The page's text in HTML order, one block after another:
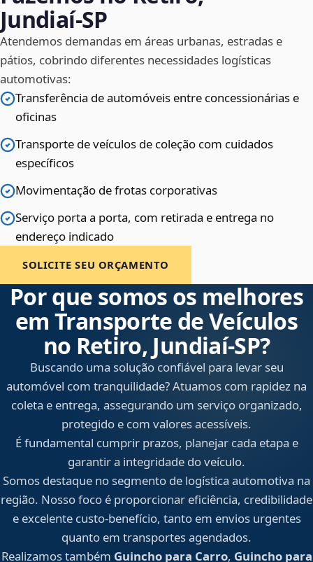
Jundiaí‑SP
Atendemos demandas em áreas urbanas, estradas e
pátios, cobrindo diferentes necessidades logísticas
automotivas:
Transferência de automóveis entre concessionárias e
oficinas
Transporte de veículos de coleção com cuidados
específicos
Movimentação de frotas corporativas
Serviço porta a porta, com retirada e entrega no
endereço indicado
SOLICITE SEU ORÇAMENTO
Por que somos os melhores
em Transporte de Veículos
no Retiro, Jundiaí‑SP?
Buscando uma solução confiável para levar seu
automóvel com tranquilidade? Atuamos com rapidez na
coleta e entrega, assegurando um serviço organizado,
protegido e com valores acessíveis.
É fundamental cumprir prazos, planejar cada etapa e
garantir a integridade do veículo.
Somos destaque no segmento de logística automotiva na
região. Nosso foco é proporcionar eficiência, credibilidade
e excelente custo-benefício, tanto em envios urgentes
quanto em transportes agendados.
Realizamos também Guincho para Carro, Guincho para